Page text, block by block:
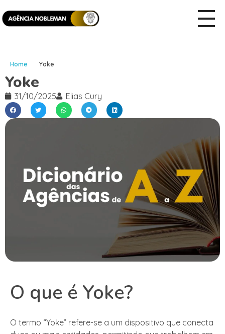
Home Yoke
Yoke
31/10/2025 Elias Cury
O que é Yoke?
O termo “Yoke” refere-se a um dispositivo que conecta